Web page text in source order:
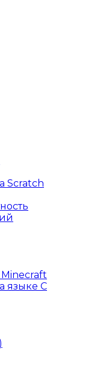
Scratch
языке C